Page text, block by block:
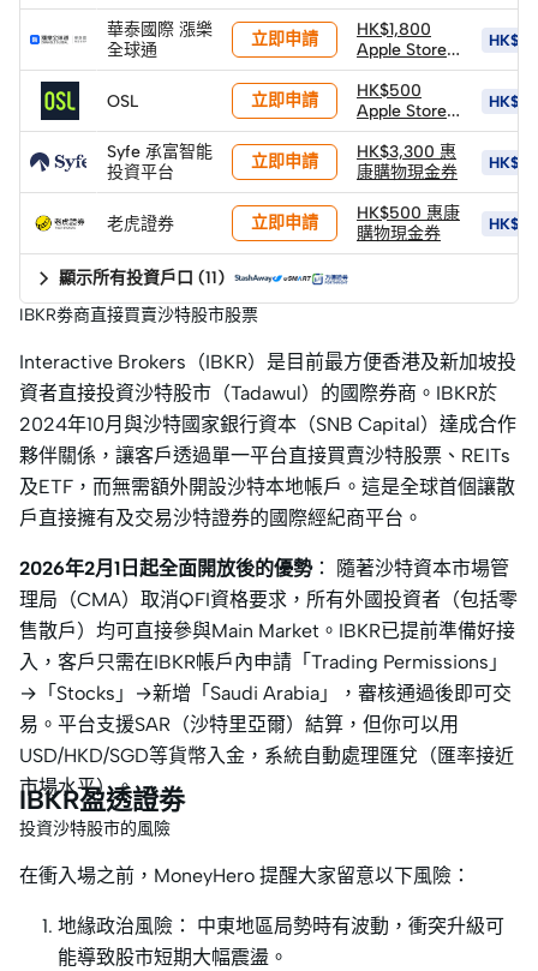
華泰國際 漲樂
全球通
立即申請
HK$1,800
Apple Store
禮品卡 +
HK$600 股票
返現券 +
HK$900 股票
返現券 (*由華
泰發放)
OSL 立即申請
HK$500
Apple Store
禮品卡 +
1,888 HKD等
值BTC (由
OSL發放)
Syfe 承富智能
投資平台
立即申請
HK$3,300 惠
康購物現金券
老虎證券 立即申請
HK$500 惠康
購物現金券
顯示所有投資戶口 (11)
IBKR劵商直接買賣沙特股市股票
Interactive Brokers（IBKR）是目前最方便香港及新加坡投
資者直接投資沙特股市（Tadawul）的國際券商。IBKR於
2024年10月與沙特國家銀行資本（SNB Capital）達成合作
夥伴關係，讓客戶透過單一平台直接買賣沙特股票、REITs
及ETF，而無需額外開設沙特本地帳戶。這是全球首個讓散
戶直接擁有及交易沙特證券的國際經紀商平台。
2026年2月1日起全面開放後的優勢： 隨著沙特資本市場管
理局（CMA）取消QFI資格要求，所有外國投資者（包括零
售散戶）均可直接參與Main Market。IBKR已提前準備好接
入，客戶只需在IBKR帳戶內申請「Trading Permissions」
→「Stocks」→新增「Saudi Arabia」，審核通過後即可交
易。平台支援SAR（沙特里亞爾）結算，但你可以用
USD/HKD/SGD等貨幣入金，系統自動處理匯兌（匯率接近
市場水平）。
IBKR盈透證劵
投資沙特股市的風險
在衝入場之前，MoneyHero 提醒大家留意以下風險：
地緣政治風險： 中東地區局勢時有波動，衝突升級可
能導致股市短期大幅震盪。